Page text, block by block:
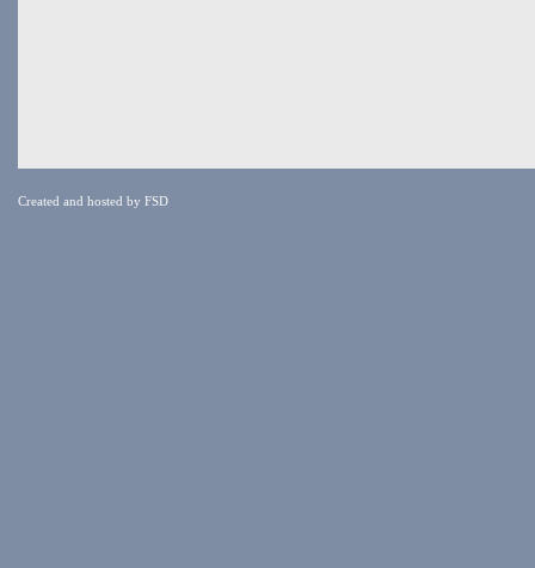
Created and hosted by FSD